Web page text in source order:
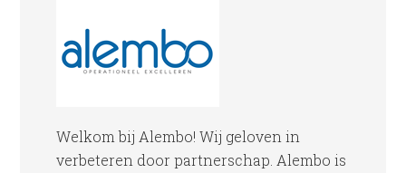
Welkom bij Alembo! Wij geloven in
verbeteren door partnerschap. Alembo is